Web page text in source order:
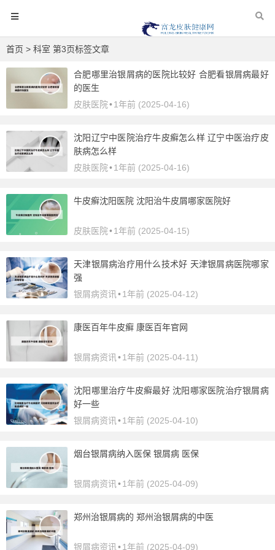
首页 > 科室 第3页标签文章
合肥哪里治银屑病的医院比较好 合肥看银屑病最好
的医生
皮肤医院•1年前 (2025-04-16)
沈阳辽宁中医院治疗牛皮癣怎么样 辽宁中医治疗皮
肤病怎么样
皮肤医院•1年前 (2025-04-16)
牛皮癣沈阳医院 沈阳治牛皮屑哪家医院好
皮肤医院•1年前 (2025-04-15)
天津银屑病治疗用什么技术好 天津银屑病医院哪家
强
银屑病资讯 •1年前 (2025-04-12)
康医百年牛皮癣 康医百年官网
银屑病资讯 •1年前 (2025-04-11)
沈阳哪里治疗牛皮癣最好 沈阳哪家医院治疗银屑病
好一些
银屑病资讯 •1年前 (2025-04-10)
烟台银屑病纳入医保 银屑病 医保
银屑病资讯 •1年前 (2025-04-09)
郑州治银屑病的 郑州治银屑病的中医
银屑病资讯 •1年前 (2025-04-09)